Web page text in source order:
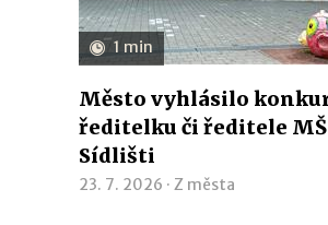
1 min
Město vyhlásilo
ředitelku či ředitele MŠ
Sídlišti
23. 7. 2026 · Z města